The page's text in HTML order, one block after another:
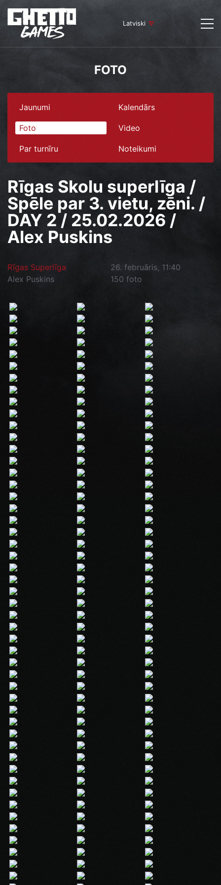
Latviski
FOTO
Jaunumi Kalendārs
Foto Video
Par turnīru Noteikumi
Rīgas Skolu superlīga /
Spēle par 3. vietu, zēni. /
DAY 2 / 25.02.2026 /
Alex Puskins
Rīgas Superlīga
26. februāris, 11:40
Alex Puskins
150 foto